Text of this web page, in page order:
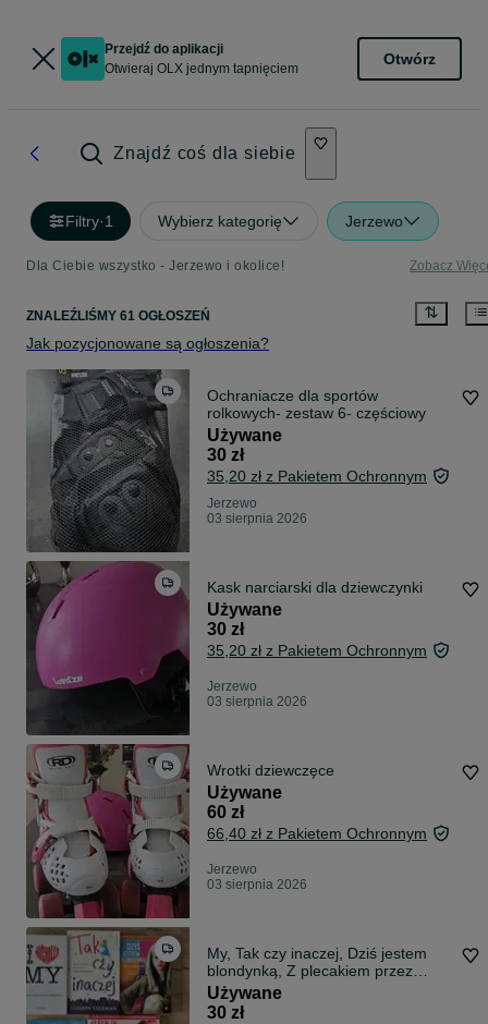
Przejdź do aplikacji
Otwieraj OLX jednym tapnięciem
Otwórz
Znajdź coś dla siebie
Filtry·1 Wybierz kategorię Jerzewo
Dla Ciebie wszystko - Jerzewo i okolice! Zobacz
ZNALEŹLIŚMY 61 OGŁOSZEŃ
Jak pozycjonowane są ogłoszenia?
Ochraniacze dla sportów
rolkowych- zestaw 6- częściowy
Używane
30 zł
35,20 zł z Pakietem Ochronnym
Jerzewo
03 sierpnia 2026
Kask narciarski dla dziewczynki
Używane
30 zł
35,20 zł z Pakietem Ochronnym
Jerzewo
03 sierpnia 2026
Wrotki dziewczęce
Używane
60 zł
66,40 zł z Pakietem Ochronnym
Jerzewo
03 sierpnia 2026
My, Tak czy inaczej, Dziś jestem
blondynką, Z plecakiem przez
świat, Szczupli w 15 minut
Używane
30 zł